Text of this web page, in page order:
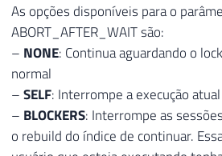
As opções disponíveis para o
ABORT_AFTER_WAIT são:
– NONE: Continua aguardando o
normal
–SELF: Interrompe a execução
– BLOCKERS: Interrompe as
o rebuild do índice de continuar.